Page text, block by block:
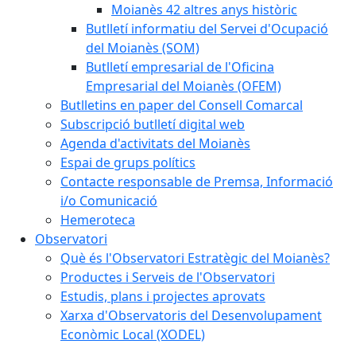
Moianès 42 altres anys històric
Butlletí informatiu del Servei d'Ocupació
del Moianès (SOM)
Butlletí empresarial de l'Oficina
Empresarial del Moianès (OFEM)
Butlletins en paper del Consell Comarcal
Subscripció butlletí digital web
Agenda d'activitats del Moianès
Espai de grups polítics
Contacte responsable de Premsa, Informació
i/o Comunicació
Hemeroteca
Observatori
Què és l'Observatori Estratègic del Moianès?
Productes i Serveis de l'Observatori
Estudis, plans i projectes aprovats
Xarxa d'Observatoris del Desenvolupament
Econòmic Local (XODEL)